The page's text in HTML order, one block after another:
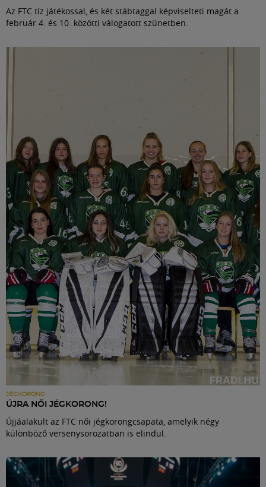
Az FTC tíz játékossal, és két stábtaggal képviselteti magát a
február 4. és 10. közötti válogatott szünetben.
JÉGKORONG
ÚJRA NŐI JÉGKORONG!
Újjáalakult az FTC női jégkorongcsapata, amelyik négy
különböző versenysorozatban is elindul.